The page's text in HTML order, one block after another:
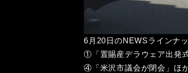
6月20日のNEWSラインナ
①「置賜産デラウェア出発
④「米沢市議会が閉会」ほ